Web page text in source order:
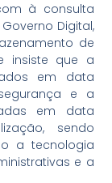
à consulta
Digital,
de
insiste que a
em data
e a
em data
sendo
a tecnologia
e a